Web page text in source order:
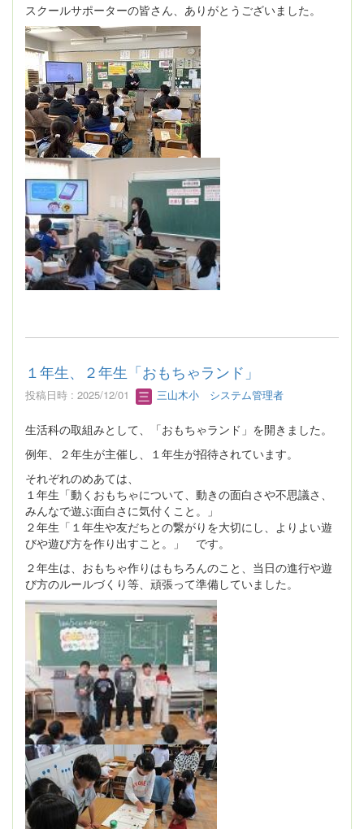
スクールサポーターの皆さん、ありがとうございました。
１年生、２年生「おもちゃランド」
投稿日時 : 2025/12/01 三山木小 システム管理者
生活科の取組みとして、「おもちゃランド」を開きました。
例年、２年生が主催し、１年生が招待されています。
それぞれのめあては、
１年生「動くおもちゃについて、動きの面白さや不思議さ、
みんなで遊ぶ面白さに気付くこと。」
２年生「１年生や友だちとの繋がりを大切にし、よりよい遊
びや遊び方を作り出すこと。」 です。
２年生は、おもちゃ作りはもちろんのこと、当日の進行や遊
び方のルールづくり等、頑張って準備していました。